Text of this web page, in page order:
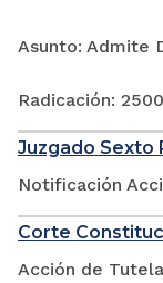
Asunto: Admite
Radicación:
Juzgado Sexto
Notificación
Corte
Acción de